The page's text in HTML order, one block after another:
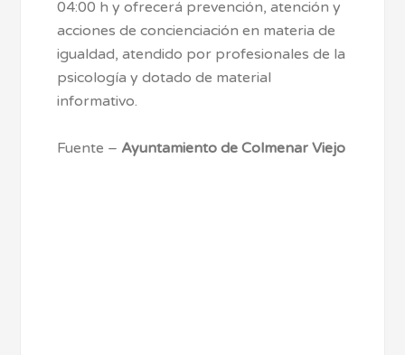
04:00 h y ofrecerá prevención, atención y
acciones de concienciación en materia de
igualdad, atendido por profesionales de la
psicología y dotado de material
informativo.
Fuente – Ayuntamiento de Colmenar Viejo